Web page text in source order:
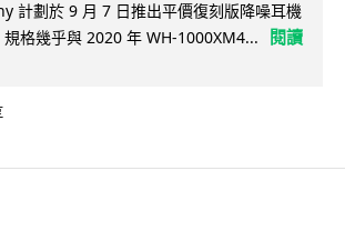
計劃於 9 月 7 日推出平價復刻版降噪耳機
格幾乎與 2020 年 WH-1000XM4...
閱讀